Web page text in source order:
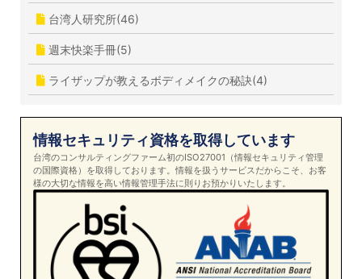
台湾人研究所(46)
週末快楽手冊(5)
ライザップが教えるボディメイクの秘訣(4)
情報セキュリティ資格を取得しています
台湾のコンサルティングファーム初のISO27001（情報セキュリティ管理
の国際資格）を取得しております。情報を扱うサービスだからこそ、お客
様の大切な情報を高い情報管理手法に則りお預かりいたします。